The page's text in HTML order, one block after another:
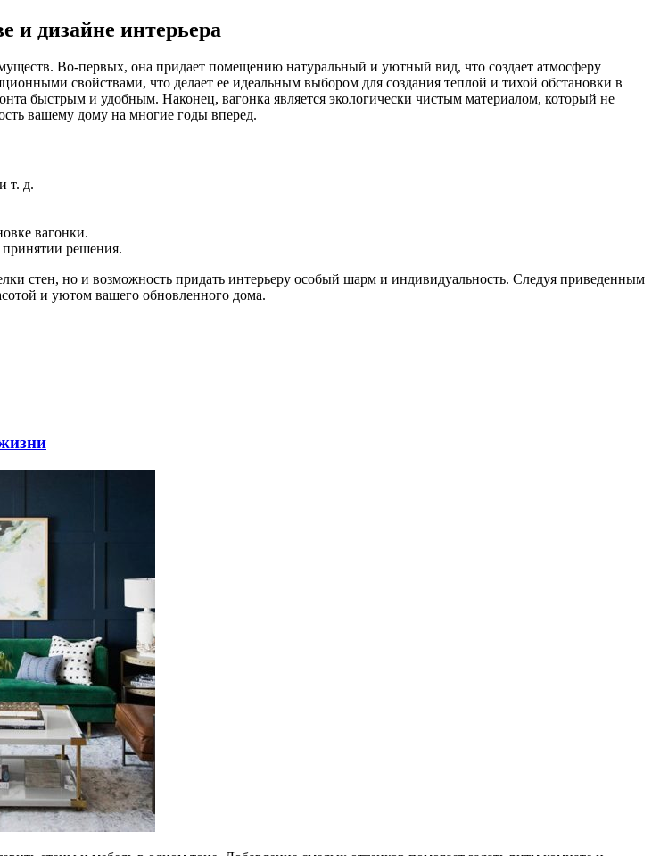
и дизайне интерьера
Во-первых, она придает помещению натуральный и уютный вид, что создает атмосферу
свойствами, что делает ее идеальным выбором для создания теплой и тихой обстановки в
быстрым и удобным. Наконец, вагонка является экологически чистым материалом, который не
вашему дому на многие годы вперед.
т. д.
вагонки.
принятии решения.
стен, но и возможность придать интерьеру особый шарм и индивидуальность. Следуя приведенным
и уютом вашего обновленного дома.